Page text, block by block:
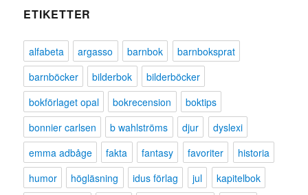
ETIKETTER
alfabeta argasso barnbok
barnboksprat
barnböcker
bilderbok
bilderböcker
bokförlaget opal
bokrecension
boktips
bonnier carlsen
b wahlströms djur
dyslexi
emma adbåge
fakta fantasy favoriter
historia
humor
högläsning idus förlag jul
kapitelbok